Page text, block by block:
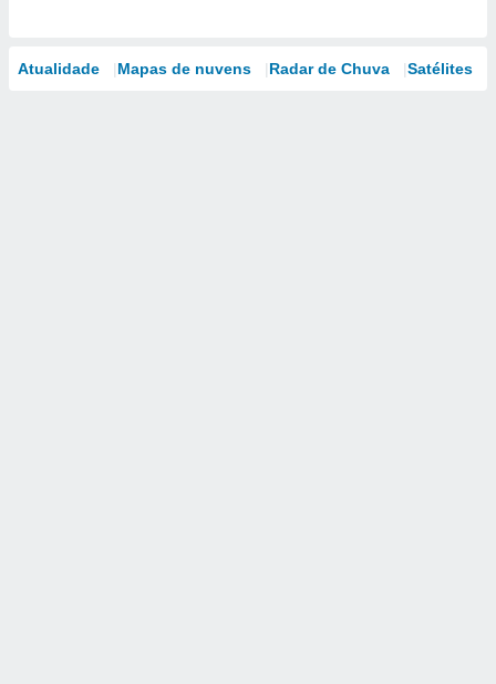
Atualidade Mapas de nuvens Radar de Chuva Satélites